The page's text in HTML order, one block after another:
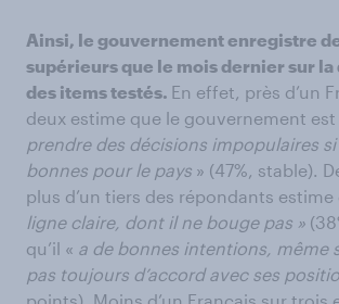
Ainsi, le gouvernement enregistre
supérieurs que le mois dernier sur
des items testés. En effet, près d’un
deux estime que le gouvernement est
prendre des décisions impopulaires
bonnes pour le pays » (47%, stable).
plus d’un tiers des répondants estime
ligne claire, dont il ne bouge pas »
qu’il « a de bonnes intentions, même
pas toujours d’accord avec ses